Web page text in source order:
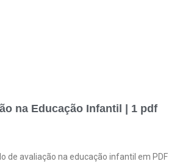
na Educação Infantil | 1 pdf
de avaliação na educação infantil em PDF